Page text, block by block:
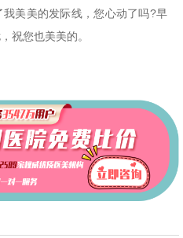
美美的发际线，您心动了吗?早
祝您也美美的。